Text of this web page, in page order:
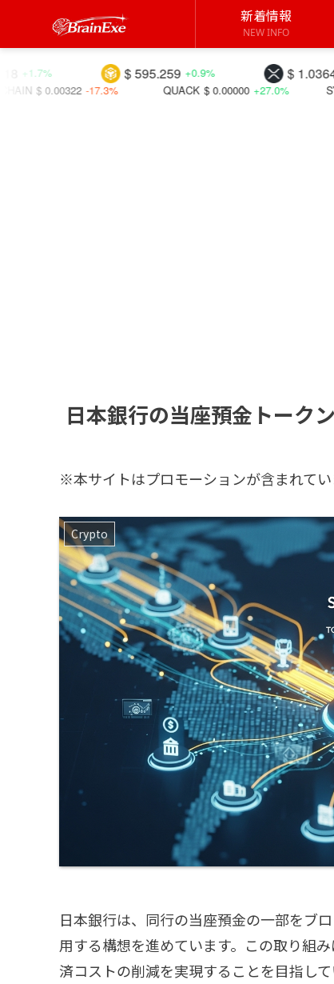
新着情報
NEW INFO
$ 1.03645 +0.1%
$ 595.259 +0.9%
SYS $ 0.00237
QUACK $ 0.00000 +27.0%
日本銀行の当座預金トーク
※本サイトはプロモーションが含まれて
Crypto
日本銀行は、同行の当座預金の一部をブ
用する構想を進めています。この取り組
済コストの削減を実現することを目指し